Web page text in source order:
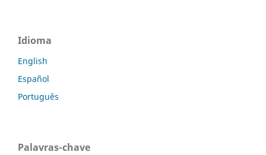
Idioma
English
Español
Português
Palavras-chave